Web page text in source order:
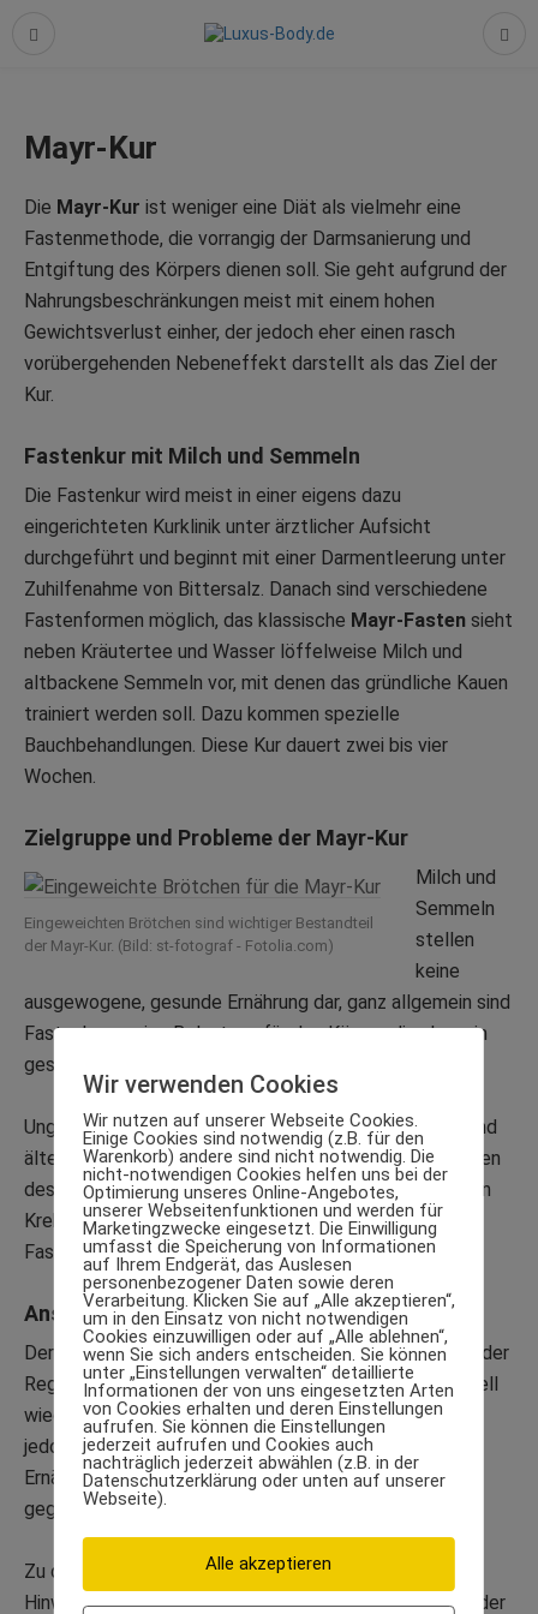
Mayr-Kur
Die Mayr-Kur ist weniger eine Diät als vielmehr eine
Fastenmethode, die vorrangig der Darmsanierung und
Entgiftung des Körpers dienen soll. Sie geht aufgrund der
Nahrungsbeschränkungen meist mit einem hohen
Gewichtsverlust einher, der jedoch eher einen rasch
vorübergehenden Nebeneffekt darstellt als das Ziel der
Kur.
Fastenkur mit Milch und Semmeln
Die Fastenkur wird meist in einer eigens dazu
eingerichteten Kurklinik unter ärztlicher Aufsicht
durchgeführt und beginnt mit einer Darmentleerung unter
Zuhilfenahme von Bittersalz. Danach sind verschiedene
Fastenformen möglich, das klassische Mayr-Fasten sieht
neben Kräutertee und Wasser löffelweise Milch und
altbackene Semmeln vor, mit denen das gründliche Kauen
trainiert werden soll. Dazu kommen spezielle
Bauchbehandlungen. Diese Kur dauert zwei bis vier
Wochen.
Zielgruppe und Probleme der Mayr-Kur
Eingeweichten Brötchen sind wichtiger Bestandteil
der Mayr-Kur. (Bild: st-fotograf - Fotolia.com)
Milch und
Semmeln
stellen
keine
ausgewogene, gesunde Ernährung dar, ganz allgemein sind
Fastenkuren eine Belastung für den Körper, die aber ein
gesunder Mensch in der Regel verkraften wird.
Ungeeignet ist dieMayr-Kur für Kinder, Jugendliche und
ältere Menschen, ebenso für alle, die unter Erkrankungen
des Herz-Kreislaufsystems leiden oder schon einmal an
Krebs erkrankt sind. Auch für Essgestörte sind
Fastenkuren nicht empfehlenswert.
Anstoß zu einer gesünderen Lebensweise
Der Gewichtsverlust während derMayr-Kurerfolgt in der
Regel schnell, ist aber nach Ende der Kur ebenso schnell
wieder ausgeglichen. Ein Heilfasten nach Mayr kann
jedoch einen Anstoß geben, die eigenen Lebens- und
Ernährungsgewohnheiten zu überdenken und
gegebenenfalls zu ändern.
Zu diesem Zweck werden in der Regel auch einige
Hinweise zur darmschonenden, gesunden Ernährung in der
Wir verwenden Cookies
Wir nutzen auf unserer Webseite Cookies.
Einige Cookies sind notwendig (z.B. für den
Warenkorb) andere sind nicht notwendig. Die
nicht-notwendigen Cookies helfen uns bei der
Optimierung unseres Online-Angebotes,
unserer Webseitenfunktionen und werden für
Marketingzwecke eingesetzt. Die Einwilligung
umfasst die Speicherung von Informationen
auf Ihrem Endgerät, das Auslesen
personenbezogener Daten sowie deren
Verarbeitung. Klicken Sie auf „Alle akzeptieren“,
um in den Einsatz von nicht notwendigen
Cookies einzuwilligen oder auf „Alle ablehnen“,
wenn Sie sich anders entscheiden. Sie können
unter „Einstellungen verwalten“ detaillierte
Informationen der von uns eingesetzten Arten
von Cookies erhalten und deren Einstellungen
aufrufen. Sie können die Einstellungen
jederzeit aufrufen und Cookies auch
nachträglich jederzeit abwählen (z.B. in der
Datenschutzerklärung oder unten auf unserer
Webseite).
Alle akzeptieren